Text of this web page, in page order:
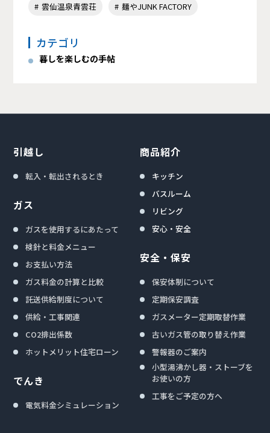
雲仙温泉青雲荘 麺やJUNK FACTORY
カテゴリ
暮しを楽しむの手帖
引越し
転入・転出されるとき
ガス
ガスを使用するにあたって
検針と料金メニュー
お支払い方法
ガス料金の計算と比較
託送供給制度について
供給・工事関連
CO2排出係数
ホットメリット住宅ローン
でんき
電気料金シミュレーション
商品紹介
キッチン
バスルーム
リビング
安心・安全
安全・保安
保安体制について
定期保安調査
ガスメーター定期取替作業
古いガス管の取り替え作業
警報器のご案内
小型湯沸かし器・ストーブを
お使いの方
工事をご予定の方へ